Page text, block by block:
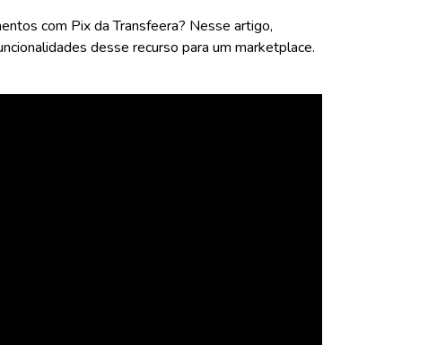
com Pix da Transfeera? Nesse artigo,
desse recurso para um marketplace.